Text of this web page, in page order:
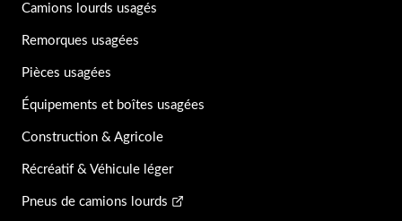
Camions lourds usagés
Remorques usagées
Pièces usagées
Équipements et boîtes usagées
Construction & Agricole
Récréatif & Véhicule léger
Pneus de camions lourds